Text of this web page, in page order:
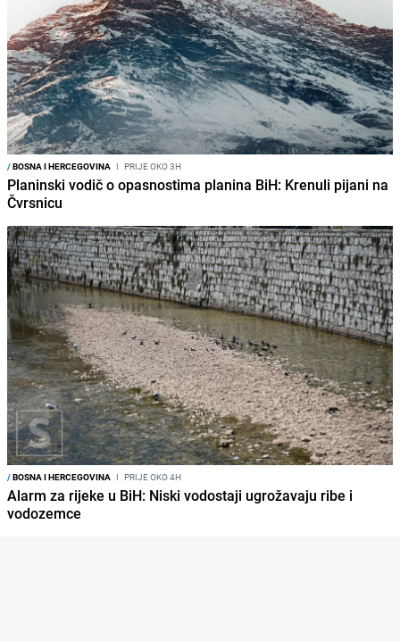
/BOSNA I HERCEGOVINA I PRIJE OKO 3H
Planinski vodič o opasnostima planina BiH: Krenuli pijani na
Čvrsnicu
/BOSNA I HERCEGOVINA I PRIJE OKO 4H
Alarm za rijeke u BiH: Niski vodostaji ugrožavaju ribe i
vodozemce